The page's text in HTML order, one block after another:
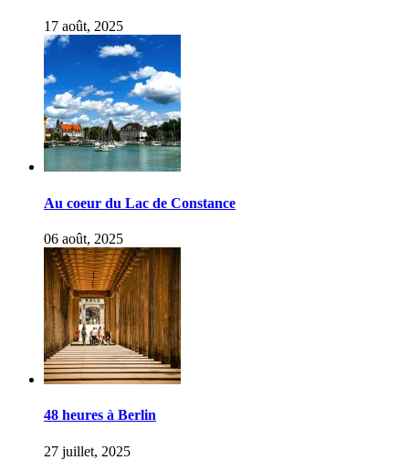
17 août, 2025
Au coeur du Lac de Constance
06 août, 2025
48 heures à Berlin
27 juillet, 2025